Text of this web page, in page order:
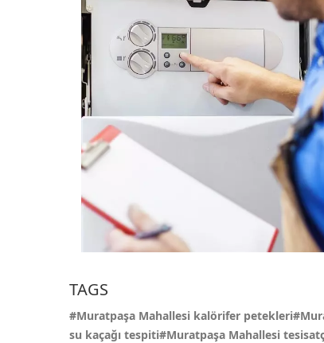
TAGS
#Muratpaşa Mahallesi kalörifer
su kaçağı tespiti#Muratpaşa Mahallesi